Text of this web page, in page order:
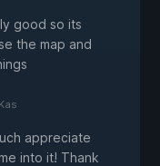
good so its
the map and
appreciate
into it! Thank